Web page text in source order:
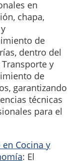
en
chapa,
de
dentro del
y
de
garantizando
técnicas
para el
en Cocina y
: El